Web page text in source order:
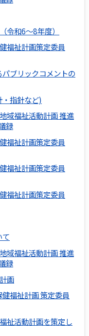
令和6～8年度）
福祉計画策定委員
ブリックコメントの
指針など)
域福祉活動計画 推進
録
福祉計画策定委員
福祉計画策定委員
福祉計画策定委員
て
域福祉活動計画 推進
録
画
福祉計画 策定委員
祉活動計画を策定し